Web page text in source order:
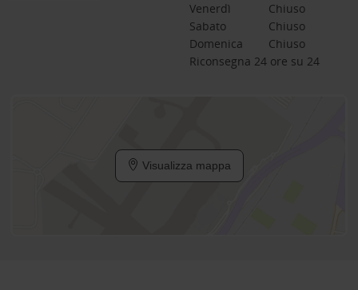
Venerdì
Chiuso
Sabato
Chiuso
Domenica
Chiuso
Riconsegna 24 ore su 24
Visualizza mappa